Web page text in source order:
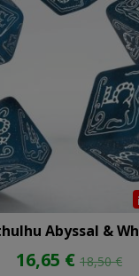
Abyssal &
16,65 € 18,50 €